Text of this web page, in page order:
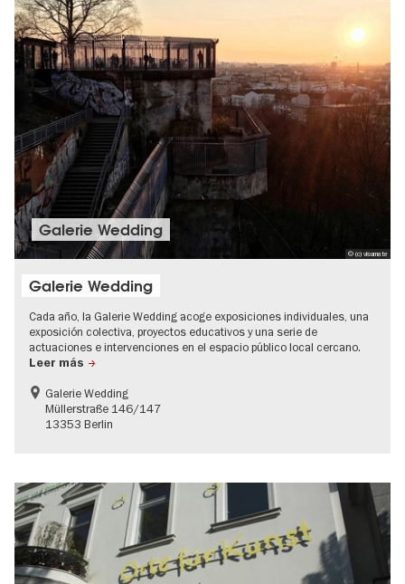
© (c) visumate
Galerie Wedding
Galerie Wedding
Cada año, la Galerie Wedding acoge exposiciones individuales, una
exposición colectiva, proyectos educativos y una serie de
actuaciones e intervenciones en el espacio público local cercano.
Leer más
Galerie Wedding
Müllerstraße 146/147
13353 Berlin